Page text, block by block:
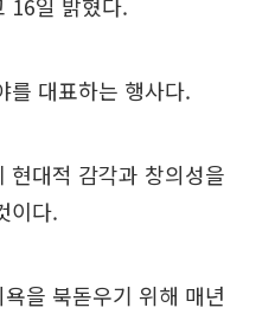
를 대표하는 행사다.
현대적 감각과 창의성을
이다.
을 북돋우기 위해 매년